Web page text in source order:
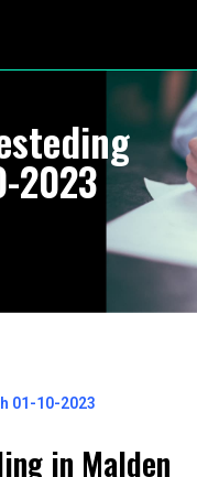
2023
01-10-2023
in Malden